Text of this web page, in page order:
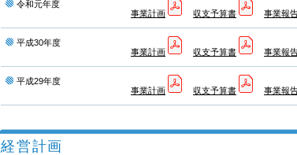
令和元年度
事業計画
収支予算書 事業報
平成30年度
事業計画
収支予算書 事業報
平成29年度
事業計画
収支予算書 事業報
経営計画